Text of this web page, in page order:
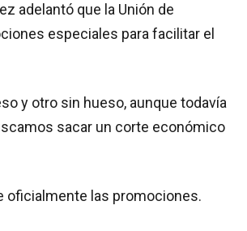
adelantó que la Unión de
especiales para facilitar el
y otro sin hueso, aunque todavía
sacar un corte económico
oficialmente las promociones.